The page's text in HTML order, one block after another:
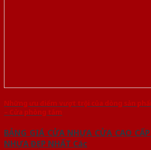
Những ưu điểm vượt trội của dòng sản
– Cửa phòng tắm
BẢNG GIÁ CỬA NHỰA CỬA CAO
NHỰA ĐẸP NHẤT Các